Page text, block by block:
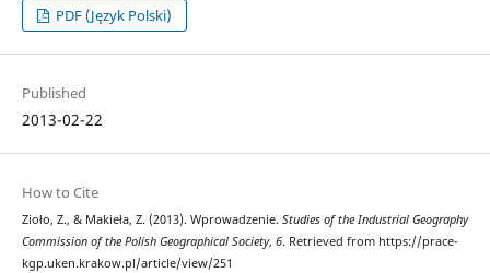
PDF (Język Polski)
Published
2013-02-22
How to Cite
Zioło, Z., & Makieła, Z. (2013). Wprowadzenie. Studies of the Industrial Geography
Commission of the Polish Geographical Society, 6. Retrieved from https://prace-
kgp.uken.krakow.pl/article/view/251